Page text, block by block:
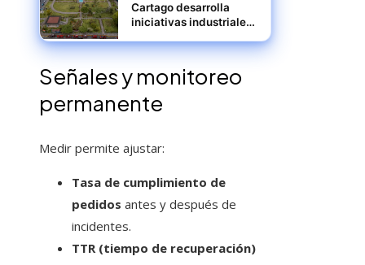
Cartago desarrolla
iniciativas industriales
automatización y
crecimiento exportador
sostenible
Señales y monitoreo
permanente
Medir permite ajustar:
Tasa de cumplimiento de
pedidos antes y después de
incidentes.
TTR (tiempo de recuperación)